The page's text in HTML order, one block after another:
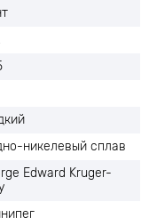
никелевый сплав
Edward Kruger-